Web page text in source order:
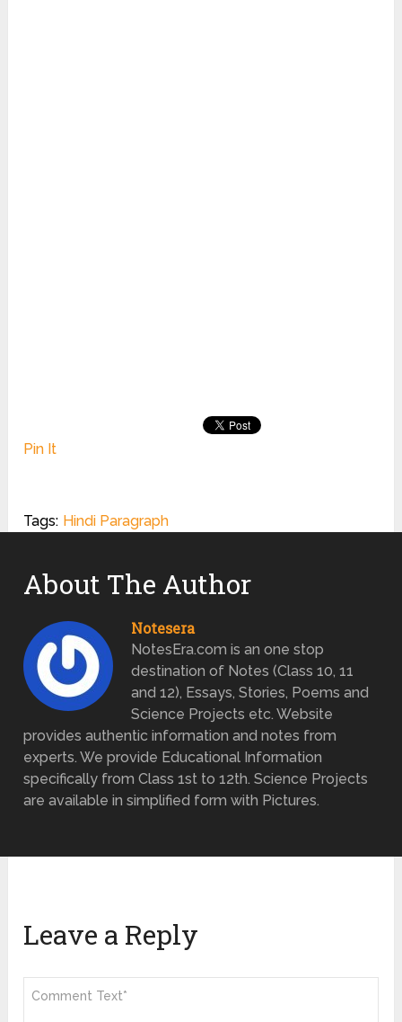
Pin It
Tags: Hindi Paragraph
About The Author
Notesera
NotesEra.com is an one stop
destination of Notes (Class 10, 11
and 12), Essays, Stories, Poems and
Science Projects etc. Website
provides authentic information and notes from
experts. We provide Educational Information
specifically from Class 1st to 12th. Science Projects
are available in simplified form with Pictures.
Leave a Reply